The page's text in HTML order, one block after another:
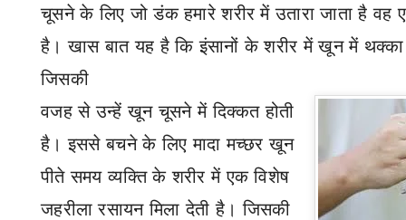
चूसने के लिए जो डंक हमारे शरीर में उतारा जाता है वह
है। खास बात यह है कि इंसानों के शरीर में खून में
जिसकी
वजह से उन्हें खून चूसने में दिक्कत होती
है। इससे बचने के लिए मादा मच्छर खून
पीते समय व्यक्ति के शरीर में एक विशेष
जहरीला रसायन मिला देती है। जिसकी